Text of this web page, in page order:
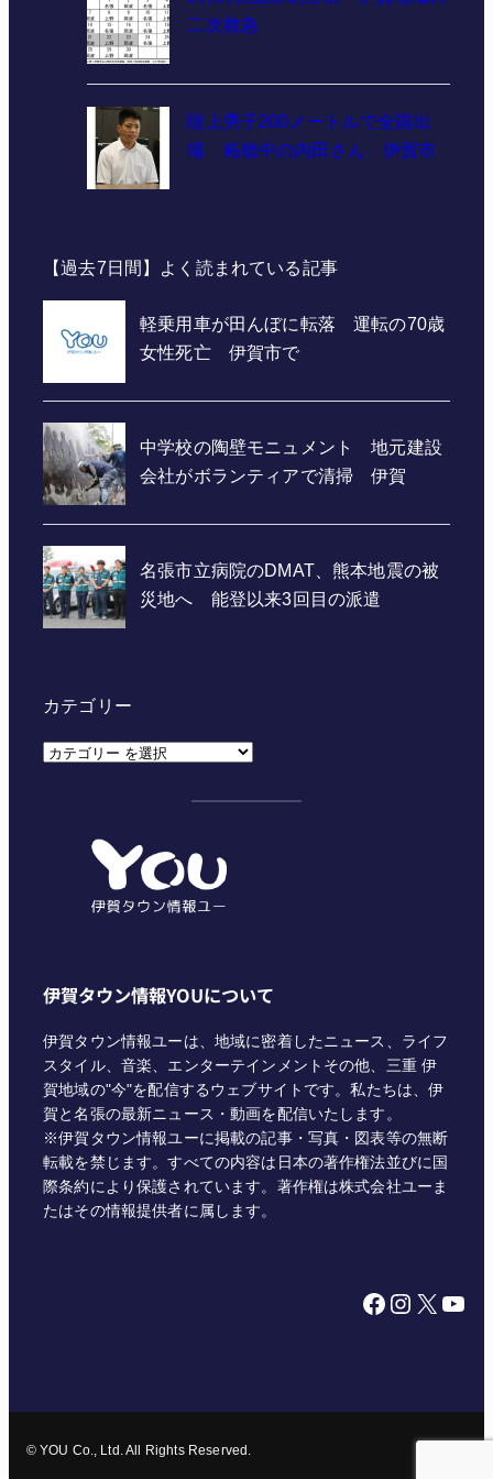
二次救急
陸上男子200メートルで全国出
場 柘植中の内田さん 伊賀市
【過去7日間】よく読まれている記事
カテゴリー
カ
伊賀タウン情報YOUについて
伊賀タウン情報ユーは、地域に密着したニュース、ライフ
スタイル、音楽、エンターテインメントその他、三重 伊
賀地域の"今"を配信するウェブサイトです。私たちは、伊
賀と名張の最新ニュース・動画を配信いたします。
※伊賀タウン情報ユーに掲載の記事・写真・図表等の無断
転載を禁じます。すべての内容は日本の著作権法並びに国
際条約により保護されています。著作権は株式会社ユーま
たはその情報提供者に属します。
Facebook Instagram X YouTube
© YOU Co., Ltd. All Rights Reserved.